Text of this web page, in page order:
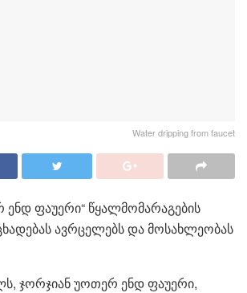
Water dripping from faucet
ენდ ფაუერი“ წყალმომარაგების
ავრცელებს და მოსახლეობას
ჯორჯიან უოთერ ენდ ფაუერი,